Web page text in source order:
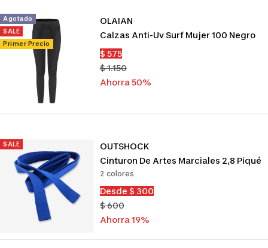
Agotado
SALE
Primer Precio
OLAIAN
Calzas Anti-Uv Surf Mujer 100 Negro
Precio
de
venta
$ 575
Precio
normal
$ 1.150
Ahorra 50%
SALE
OUTSHOCK
Cinturon De Artes Marciales 2,8 Piqué
2 colores
Precio
de
venta
Desde $ 300
Precio
normal
$ 600
Ahorra 19%